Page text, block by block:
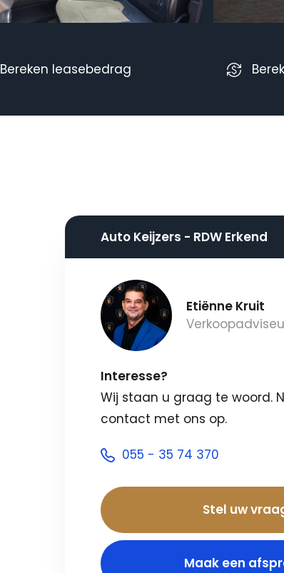
Bereken leasebedrag
Auto Keijzers - RDW Erkend
Etiënne Kruit
Interesse?
Wij staan u graag te woord.
contact met ons op.
055 - 35 74 370
Stel uw
Maak een